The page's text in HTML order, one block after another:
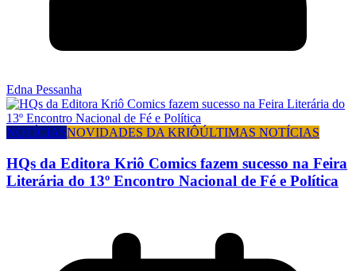
Edna Pessanha
NOTÍCIASNOVIDADES DA KRIÔÚLTIMAS NOTÍCIAS
HQs da Editora Kriô Comics fazem sucesso na Feira
Literária do 13º Encontro Nacional de Fé e Política